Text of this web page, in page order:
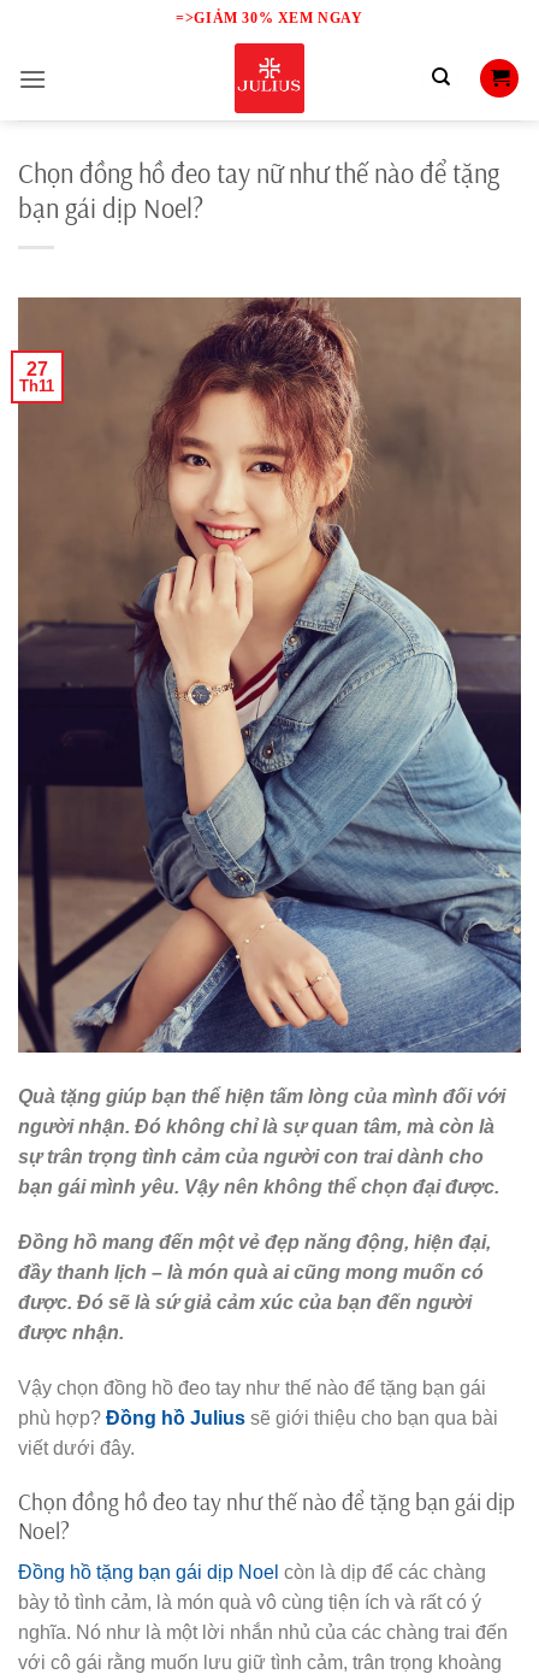
content
=>GIẢM 30% XEM NGAY
Chọn đồng hồ đeo tay nữ như thế nào để tặng
bạn gái dịp Noel?
27
Th11
Quà tặng giúp bạn thể hiện tấm lòng của mình đối với
người nhận. Đó không chỉ là sự quan tâm, mà còn là
sự trân trọng tình cảm của người con trai dành cho
bạn gái mình yêu. Vậy nên không thể chọn đại được.
Đồng hồ mang đến một vẻ đẹp năng động, hiện đại,
đầy thanh lịch – là món quà ai cũng mong muốn có
được. Đó sẽ là sứ giả cảm xúc của bạn đến người
được nhận.
Vậy chọn đồng hồ đeo tay như thế nào để tặng bạn gái
phù hợp? Đồng hồ Julius sẽ giới thiệu cho bạn qua bài
viết dưới đây.
Chọn đồng hồ đeo tay như thế nào để tặng bạn gái dịp
Noel?
Đồng hồ tặng bạn gái dịp Noel còn là dịp để các chàng
bày tỏ tình cảm, là món quà vô cùng tiện ích và rất có ý
nghĩa. Nó như là một lời nhắn nhủ của các chàng trai đến
với cô gái rằng muốn lưu giữ tình cảm, trân trọng khoàng